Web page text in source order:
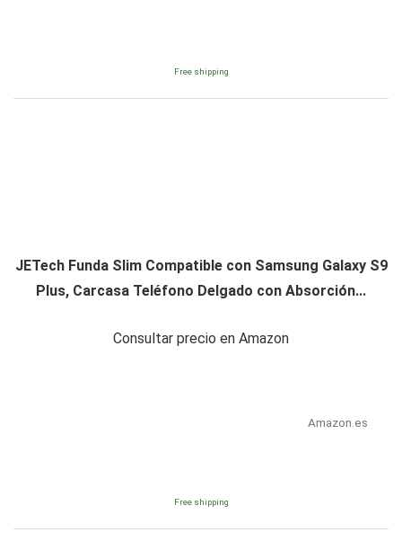
Free shipping
JETech Funda Slim Compatible con Samsung Galaxy S9
Plus, Carcasa Teléfono Delgado con Absorción...
Consultar precio en Amazon
Amazon.es
Free shipping